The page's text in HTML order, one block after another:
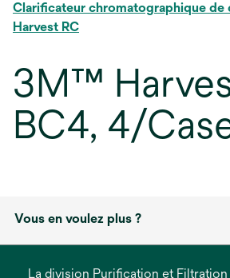
Clarificateur chromatographique
Harvest RC
3M™
BC4, 4/
Vous en voulez plus ?
La division Purification et